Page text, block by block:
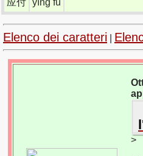
Elenco dei caratteri
>